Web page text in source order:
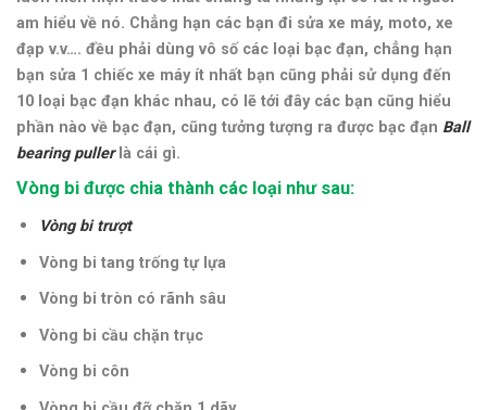
am hiểu về nó. Chẳng hạn các bạn đi sửa xe máy, moto, xe
đạp v.v…. đều phải dùng vô số các loại bạc đạn, chẳng hạn
bạn sửa 1 chiếc xe máy ít nhất bạn cũng phải sử dụng đến
10 loại bạc đạn khác nhau, có lẽ tới đây các bạn cũng hiểu
phần nào về bạc đạn, cũng tưởng tượng ra được bạc đạn Ball
bearing pullerlà cái gì.
Vòng bi được chia thành các loại như sau:
Vòng bi trượt
Vòng bi tang trống tự lựa
Vòng bi tròn có rãnh sâu
Vòng bi cầu chặn trục
Vòng bi côn